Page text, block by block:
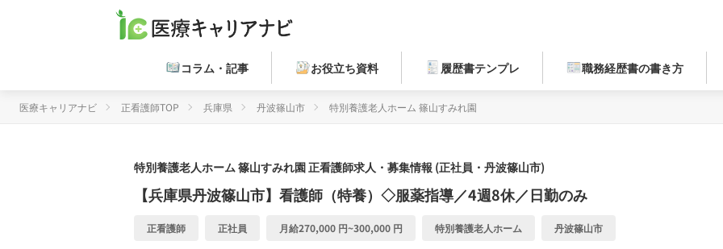
コラム・記事 お役立ち資料 履歴書テンプレ 職務経歴書の書き方
医療キャリアナビ 正看護師TOP 兵庫県 丹波篠山市 特別養護老人ホーム 篠山すみれ園
特別養護老人ホーム 篠山すみれ園正看護師求人・募集情報 (正社員・丹波篠山市)
【兵庫県丹波篠山市】看護師（特養）◇服薬指導／4週8休／日勤のみ
正看護師 正社員 月給270,000 円~300,000 円 特別養護老人ホーム 丹波篠山市